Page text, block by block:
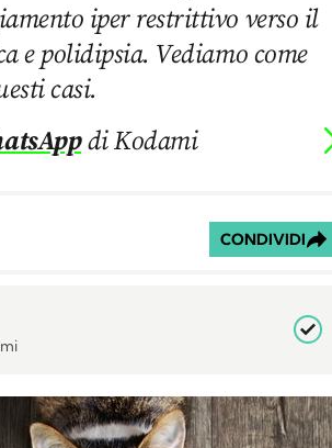
iper restrittivo verso il
e polidipsia. Vediamo come
casi.
di Kodami
CONDIVIDI